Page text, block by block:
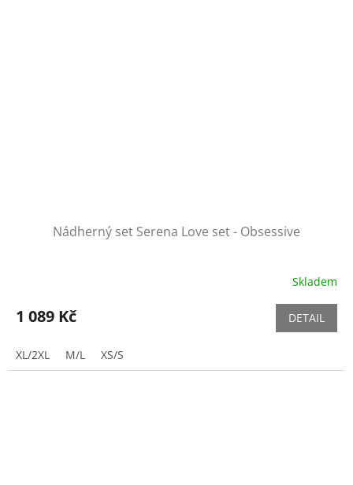
Nádherný set Serena Love set - Obsessive
Skladem
1 089 Kč DETAIL
XL/2XL M/L XS/S